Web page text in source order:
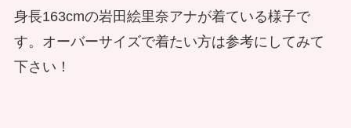
身長163cmの岩田絵里奈アナが着ている様子で
す。オーバーサイズで着たい方は参考にしてみて
下さい！